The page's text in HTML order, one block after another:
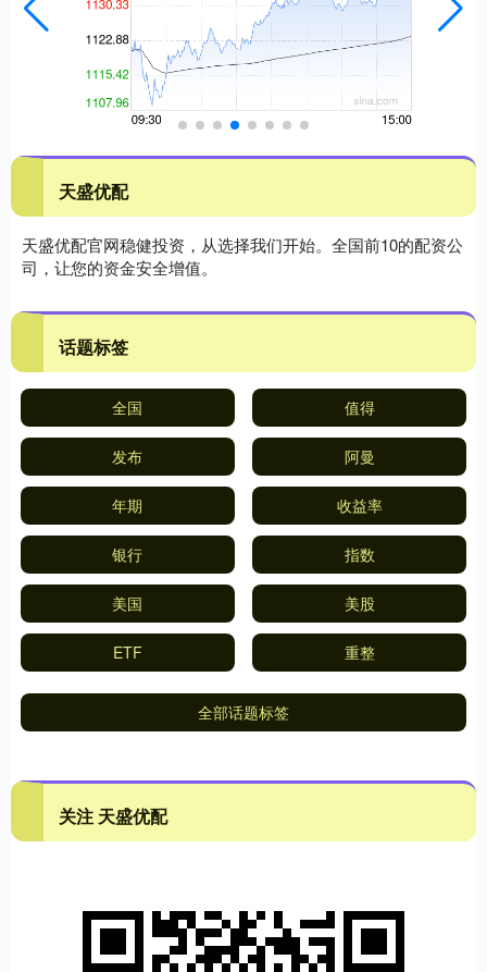
天盛优配
天盛优配官网稳健投资，从选择我们开始。全国前10的配资公
司，让您的资金安全增值。
话题标签
全国 值得
发布 阿曼
年期 收益率
银行 指数
美国 美股
ETF 重整
全部话题标签
关注 天盛优配